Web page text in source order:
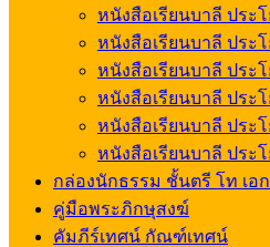
หนังสือเรียนบาลี ประ
หนังสือเรียนบาลี ประ
หนังสือเรียนบาลี ประ
หนังสือเรียนบาลี ประ
หนังสือเรียนบาลี ประ
หนังสือเรียนบาลี ประ
กล่องนักธรรม ชั้นตรี โท เอก
คู่มือพระภิกษุสงฆ์
คัมภีร์เทศน์ กัณฑ์เทศน์